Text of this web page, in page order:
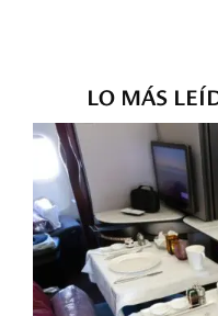
LO MÁS